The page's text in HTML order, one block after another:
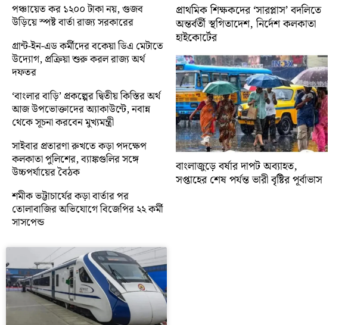
পঞ্চায়েত কর ১২০০ টাকা নয়, গুজব
উড়িয়ে স্পষ্ট বার্তা রাজ্য সরকারের
গ্রান্ট-ইন-এড কর্মীদের বকেয়া ডিএ মেটাতে
উদ্যোগ, প্রক্রিয়া শুরু করল রাজ্য অর্থ
দফতর
‘বাংলার বাড়ি’ প্রকল্পের দ্বিতীয় কিস্তির অর্থ
আজ উপভোক্তাদের অ্যাকাউন্টে, নবান্ন
থেকে সূচনা করবেন মুখ্যমন্ত্রী
সাইবার প্রতারণা রুখতে কড়া পদক্ষেপ
কলকাতা পুলিশের, ব্যাঙ্কগুলির সঙ্গে
উচ্চপর্যায়ের বৈঠক
শমীক ভট্টাচার্যের কড়া বার্তার পর
তোলাবাজির অভিযোগে বিজেপির ২২ কর্মী
সাসপেন্ড
প্রাথমিক শিক্ষকদের ‘সারপ্লাস’ বদলিতে
অন্তর্বর্তী স্থগিতাদেশ, নির্দেশ কলকাতা
হাইকোর্টের
বাংলাজুড়ে বর্ষার দাপট অব্যাহত,
সপ্তাহের শেষ পর্যন্ত ভারী বৃষ্টির পূর্বাভাস